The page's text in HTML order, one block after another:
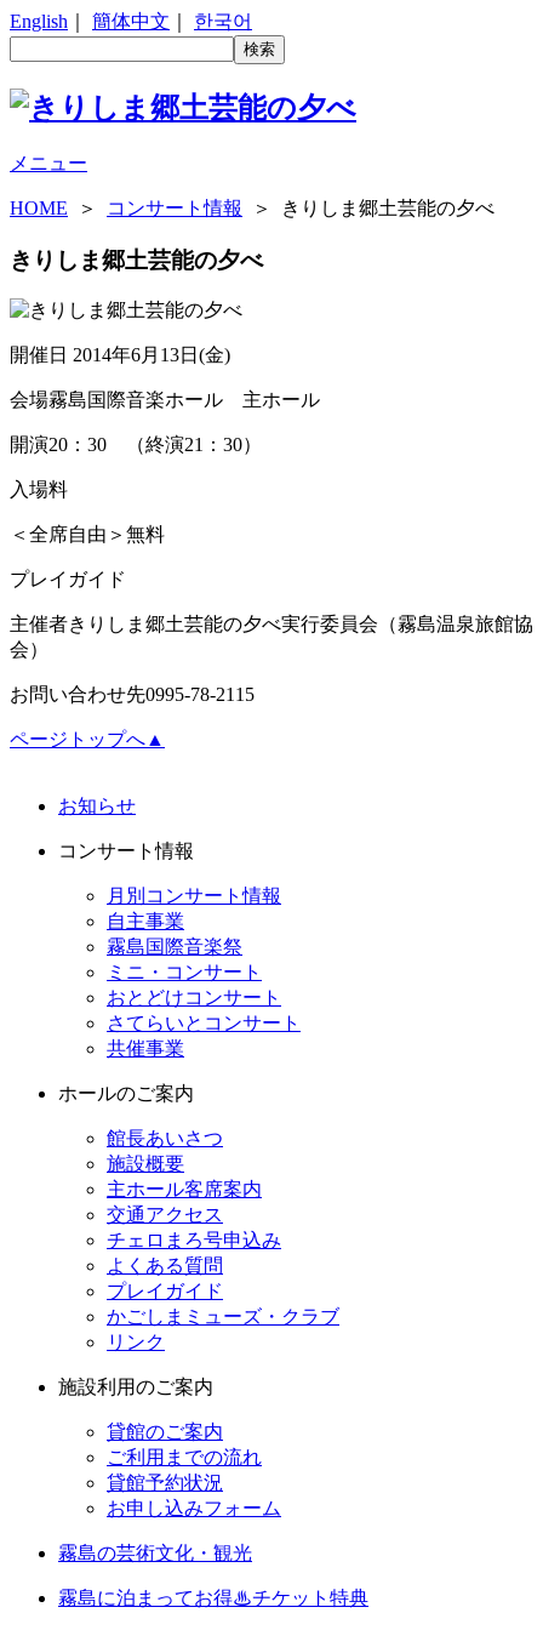
English 簡体中文 한국어
メニュー
HOME ＞ コンサート情報 ＞ きりしま郷土芸能の夕べ
きりしま郷土芸能の夕べ
開催日 2014年6月13日(金)
会場霧島国際音楽ホール 主ホール
開演20：30 （終演21：30）
入場料
＜全席自由＞無料
プレイガイド
主催者きりしま郷土芸能の夕べ実行委員会（霧島温泉旅館協
会）
お問い合わせ先0995-78-2115
ページトップへ▲
お知らせ
コンサート情報
月別コンサート情報
自主事業
霧島国際音楽祭
ミニ・コンサート
おとどけコンサート
さてらいとコンサート
共催事業
ホールのご案内
館長あいさつ
施設概要
主ホール客席案内
交通アクセス
チェロまろ号申込み
よくある質問
プレイガイド
かごしまミューズ・クラブ
リンク
施設利用のご案内
貸館のご案内
ご利用までの流れ
貸館予約状況
お申し込みフォーム
霧島の芸術文化・観光
霧島に泊まってお得♨チケット特典